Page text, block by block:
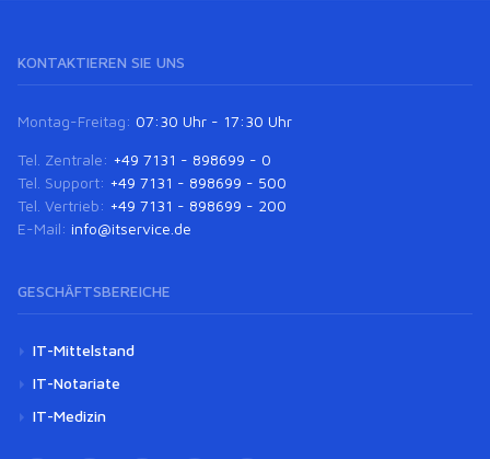
KONTAKTIEREN SIE UNS
Montag-Freitag: 07:30 Uhr - 17:30 Uhr
Tel. Zentrale: +49 7131 - 898699 - 0
Tel. Support: +49 7131 - 898699 - 500
Tel. Vertrieb: +49 7131 - 898699 - 200
E-Mail: info@itservice.de
GESCHÄFTSBEREICHE
IT-Mittelstand
IT-Notariate
IT-Medizin